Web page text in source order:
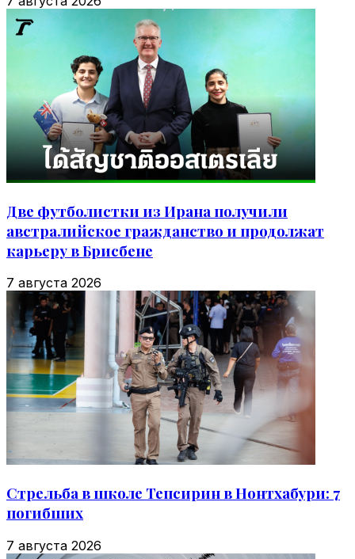
Две футболистки из Ирана получили
австралийское гражданство и продолжат
карьеру в Брисбене
7 августа 2026
Стрельба в школе Тепсирин в Нонтхабури: 7
погибших
7 августа 2026